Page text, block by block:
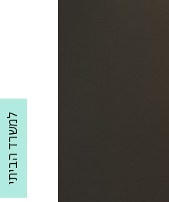
למשרד הביתי